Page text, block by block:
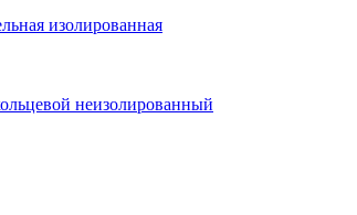
изолированная
неизолированный